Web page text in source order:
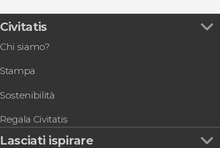
Museo del Prado
Stadio Santiago Bernabéu
Museo Reina Sofía
Stadio Riyadh Air Metropolitano
Escursioni nei dintorni di Madrid
Autobus turistico a Madrid
Biglietti per acquari e zoo di Madrid
Thyssen e Reina Sofía
Cena con spettacolo di opera e zarzuela nel
Corso di paella e sangria a Madrid
Tour della Plaza de Las Ventas
Madrid
Biglietti per il Parque Warner
Biglietti per il Museo de la Luz di Madrid
Visita guidata del Museo di Storia di Madrid
Civitatis
Chi siamo?
Stampa
Sostenibilità
Regala Civitatis
Lasciati ispirare